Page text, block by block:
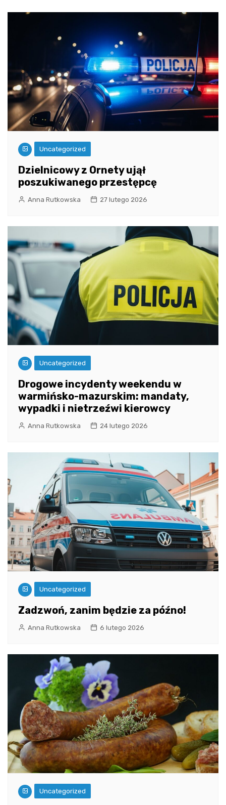
Uncategorized
Dzielnicowy z Ornety ujął
poszukiwanego przestępcę
Anna Rutkowska 27 lutego 2026
Uncategorized
Drogowe incydenty weekendu w
warmińsko-mazurskim: mandaty,
wypadki i nietrzeźwi kierowcy
Anna Rutkowska 24 lutego 2026
Uncategorized
Zadzwoń, zanim będzie za późno!
Anna Rutkowska 6 lutego 2026
Uncategorized